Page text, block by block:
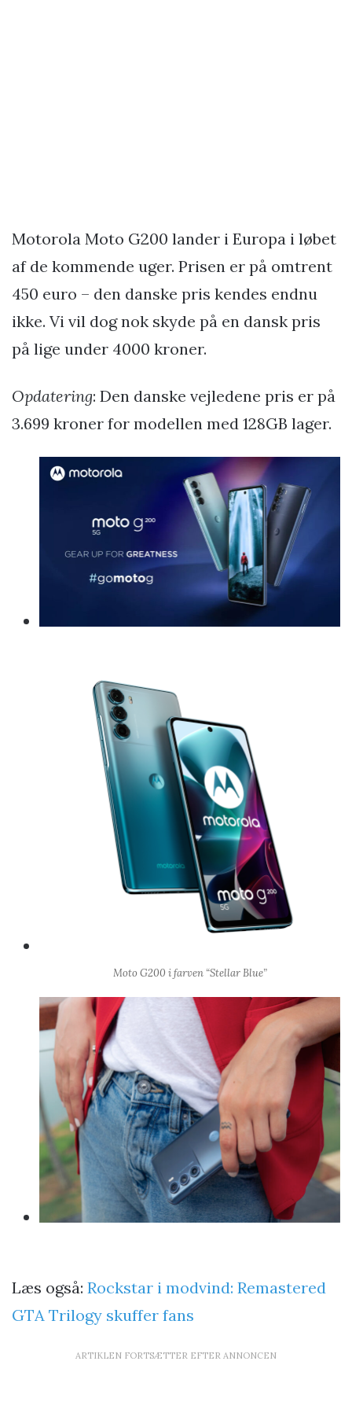
Motorola Moto G200 lander i Europa i løbet
af de kommende uger. Prisen er på omtrent
450 euro – den danske pris kendes endnu
ikke. Vi vil dog nok skyde på en dansk pris
på lige under 4000 kroner.
Opdatering: Den danske vejledene pris er på
3.699 kroner for modellen med 128GB lager.
Moto G200 i farven “Stellar Blue”
Læs også: Rockstar i modvind: Remastered
GTA Trilogy skuffer fans
ARTIKLEN FORTSÆTTER EFTER ANNONCEN